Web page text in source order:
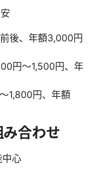
後、年額3,000円
円〜1,500円、年
1,800円、年額
合わせ
中心